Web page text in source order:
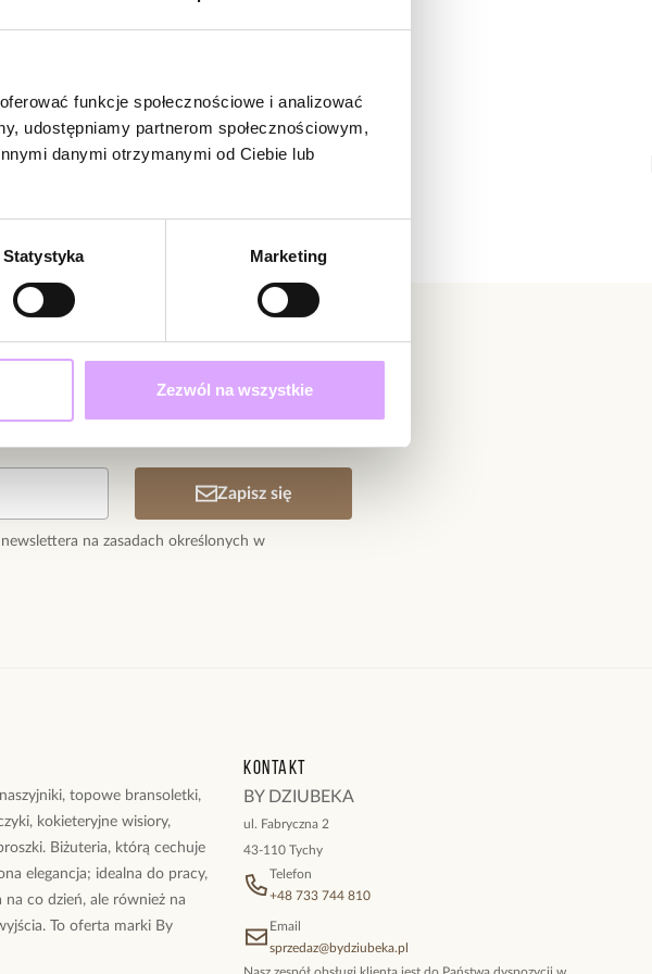
funkcje społecznościowe i analizować
udostępniamy partnerom społecznościowym,
danymi otrzymanymi od Ciebie lub
Statystyka Marketing
Zezwól na wszystkie
Zapisz się
na zasadach określonych w
topowe bransoletki,
kokieteryjne wisiory,
Biżuteria, którą cechuje
elegancja; idealna do pracy,
na co dzień, ale również na
To oferta marki By
Kontakt
BY DZIUBEKA
ul. Fabryczna 2
43-110 Tychy
Telefon
+48 733 744 810
Email
sprzedaz@bydziubeka.pl